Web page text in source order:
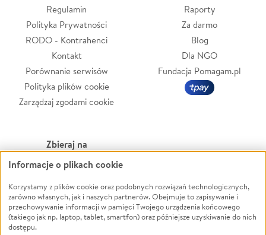
Regulamin
Polityka Prywatności
RODO - Kontrahenci
Kontakt
Porównanie serwisów
Polityka plików cookie
Zarządzaj zgodami cookie
Raporty
Za darmo
Blog
Dla NGO
Fundacja Pomagam.pl
Zbieraj na
Leczenie
Zwierzęta
Pożar
Ukraina
Powódź
Wichura
NGO
Informacje o plikach cookie
Korzystamy z plików cookie oraz podobnych rozwiązań technologicznych,
zarówno własnych, jak i naszych partnerów. Obejmuje to zapisywanie i
przechowywanie informacji w pamięci Twojego urządzenia końcowego
(takiego jak np. laptop, tablet, smartfon) oraz późniejsze uzyskiwanie do nich
dostępu.